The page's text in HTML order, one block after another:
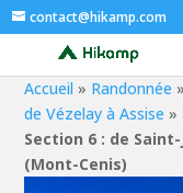
contact@hikamp.com
Accueil » Randonnée »
de Vézelay à Assise »
Section 6 : de
(Mont-Cenis)